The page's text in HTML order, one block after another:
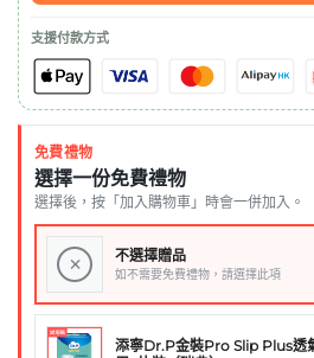
支援付款方式
免費禮物
選擇一份免費禮物
選擇後，按「加入購物車」時會一併加入。
× 不選擇贈品
如不需要免費禮物，請選擇此項
添寧Dr.P金裝Pro Slip Plus透